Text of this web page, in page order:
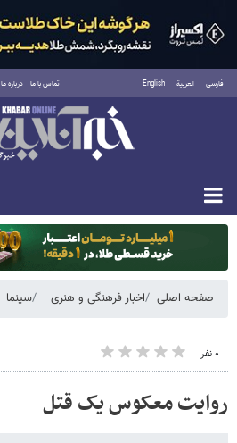
فارسی العربية English تماس با ما درباره ما
یکشنبه ۱۸ مرداد ۱۴۰۵
صفحه اصلی اخبار فرهنگی و هنری سینما
۰ نفر
روایت معکوس یک قتل